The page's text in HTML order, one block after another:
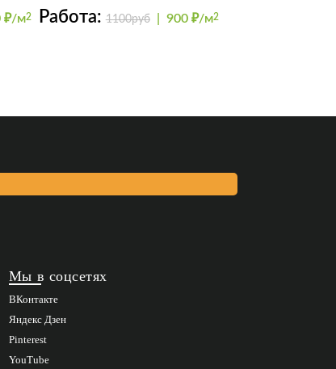
₽/м2 Работа: 1100руб| 900 ₽/м2
Мы в соцсетях
ВКонтакте
Яндекс Дзен
Pinterest
YouTube